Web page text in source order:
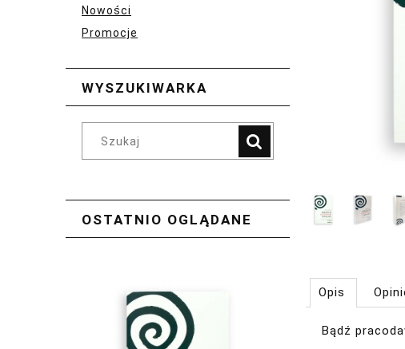
Nowości
Promocje
WYSZUKIWARKA
OSTATNIO OGLĄDANE
Opis
Bądź